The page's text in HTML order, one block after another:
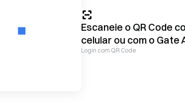
Escaneie o QR Code
celular ou com o Gate
Login com QR Code